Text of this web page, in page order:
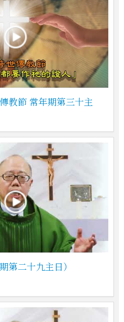
教節 常年期第三十主
第二十九主日）